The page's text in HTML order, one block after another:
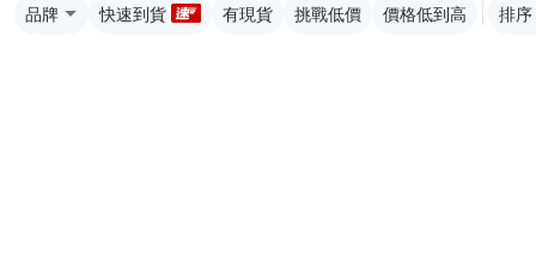
品牌 快速到貨 有現貨 挑戰低價 價格低到高 排序